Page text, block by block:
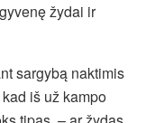
žydai ir
sargybą naktimis
iš už kampo